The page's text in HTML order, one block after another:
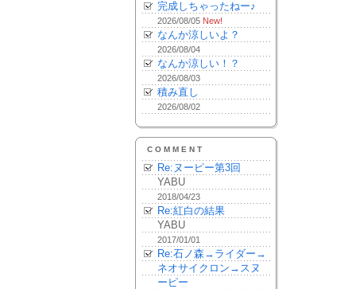
完成しちゃったねー♪
2026/08/05 New!
なんか涼しいよ？
2026/08/04
なんか涼しい！？
2026/08/03
積み直し
2026/08/02
COMMENT
Re:ヌーピー第3回
YABU
2018/04/23
Re:紅白の結果
YABU
2017/01/01
Re:石ノ森→ライダー→
ネオサイクロン→スヌ
ーピー